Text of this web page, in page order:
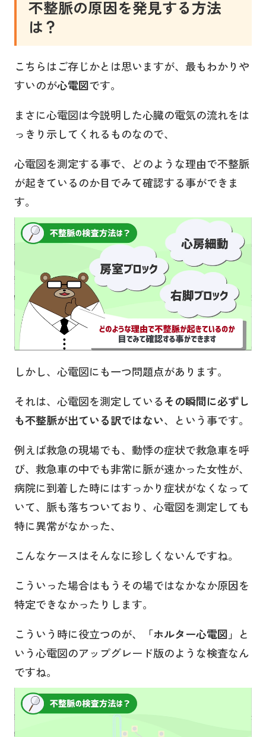
不整脈の原因を発見する方法
は？
こちらはご存じかとは思いますが、最もわかりや
すいのが心電図です。
まさに心電図は今説明した心臓の電気の流れをは
っきり示してくれるものなので、
心電図を測定する事で、どのような理由で不整脈
が起きているのか目でみて確認する事ができま
す。
しかし、心電図にも一つ問題点があります。
それは、心電図を測定しているその瞬間に必ずし
も不整脈が出ている訳ではない、という事です。
例えば救急の現場でも、動悸の症状で救急車を呼
び、救急車の中でも非常に脈が速かった女性が、
病院に到着した時にはすっかり症状がなくなって
いて、脈も落ちついており、心電図を測定しても
特に異常がなかった、
こんなケースはそんなに珍しくないんですね。
こういった場合はもうその場ではなかなか原因を
特定できなかったりします。
こういう時に役立つのが、
「ホルター心電図」 と
いう心電図のアップグレード版のような検査なん
ですね。